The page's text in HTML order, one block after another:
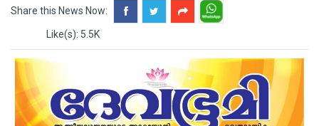
Share this News Now:
Like(s): 5.5K